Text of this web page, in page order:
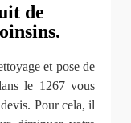
de
et pose de
le 1267 vous
Pour cela, il